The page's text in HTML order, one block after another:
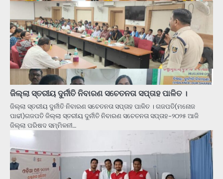
ଜିଲ୍ଲା ସ୍ତରୀୟ ଦୁର୍ନୀତି ନିବାରଣ ସଚେତନତା ସପ୍ତାହ ପାଳିତ ।
ଜିଲ୍ଲା ସ୍ତରୀୟ ଦୁର୍ନୀତି ନିବାରଣ ସଚେତନତା ସପ୍ତାହ ପାଳିତ । ଗଜପତି(ମନୋଜ
ପାଢୀ)ଗଜପତି ଜିଲ୍ଲା ସ୍ତରୀୟ ଦୁର୍ନୀତି ନିବାରଣ ସଚେତନତା ସପ୍ତାହ-୨୦୨୫ ଆଜି
ଜିଲ୍ଲା ପରିଷଦ ସମ୍ମିଳନୀ…